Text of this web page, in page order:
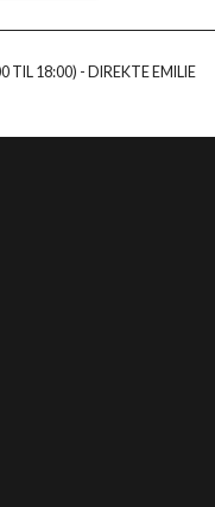
TIL 18:00) - DIREKTE EMILIE